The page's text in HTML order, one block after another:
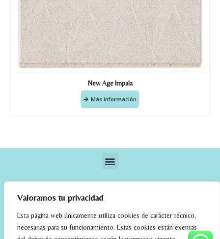
Valoramos tu privacidad
Esta página web únicamente utiliza cookies de carácter técnico,
necesarias para su funcionamiento. Estas cookies están exentas
New Age Impala
Más Información
elrincondefehmi.com © 2023. Designed By W Media